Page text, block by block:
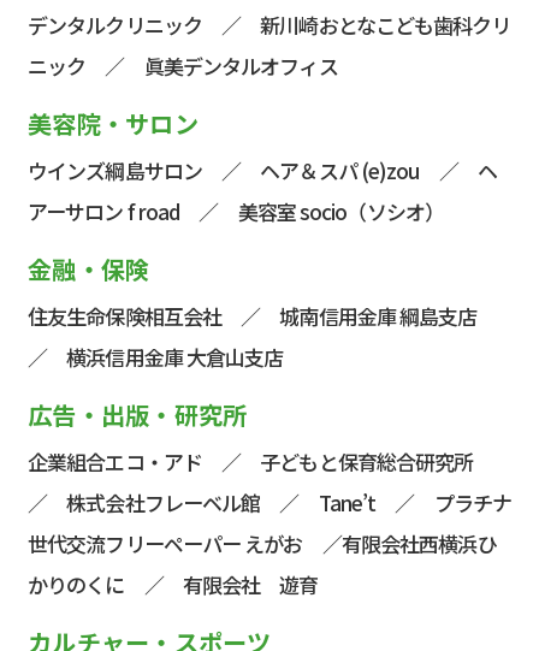
デンタルクリニック ／新川崎おとなこども歯科クリ
ニック ／ 眞美デンタルオフィス
美容院・サロン
ウインズ綱島サロン／ ヘア＆スパ (e)zou ／ ヘ
アーサロン f road ／ 美容室 socio（ソシオ）
金融・保険
住友生命保険相互会社／城南信用金庫 綱島支店
／横浜信用金庫 大倉山支店
広告・出版・研究所
企業組合エコ・アド ／ 子どもと保育総合研究所
／株式会社フレーベル館 ／ Tane’t／ プラチナ
世代交流フリーペーパー えがお ／有限会社西横浜ひ
かりのくに ／ 有限会社 遊育
カルチャー・スポーツ